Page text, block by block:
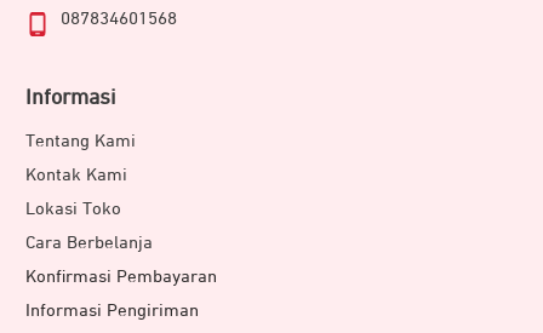
087834601568
Informasi
Tentang Kami
Kontak Kami
Lokasi Toko
Cara Berbelanja
Konfirmasi Pembayaran
Informasi Pengiriman